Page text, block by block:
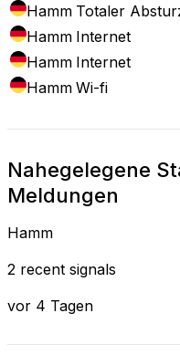
Hamm Totaler
Hamm Internet
Hamm Internet
Hamm Wi-fi
Nahegelegene
Meldungen
Hamm
2 recent signals
vor 4 Tagen